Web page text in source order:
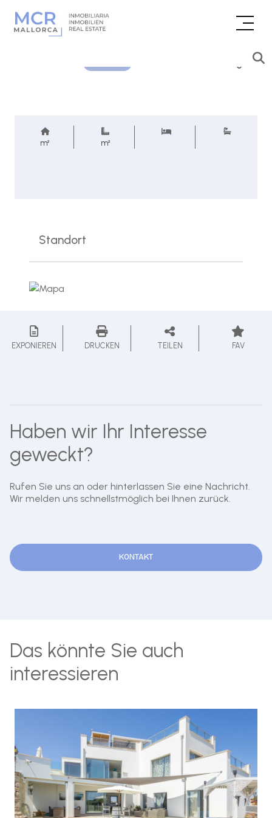
m² m²
Standort
EXPONIEREN DRUCKEN TEILEN FAV
Haben wir Ihr Interesse
geweckt?
Rufen Sie uns an oder hinterlassen Sie eine Nachricht.
Wir melden uns schnellstmöglich bei Ihnen zurück.
KONTAKT
Das könnte Sie auch
interessieren